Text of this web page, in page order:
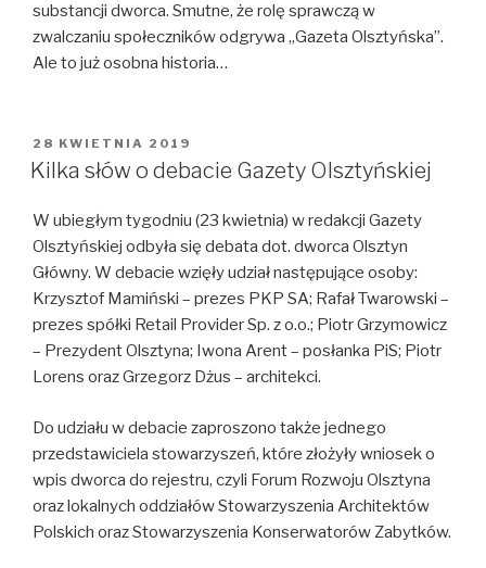
substancji dworca. Smutne, że rolę sprawczą w
zwalczaniu społeczników odgrywa „Gazeta Olsztyńska”.
Ale to już osobna historia…
OPUBLIKOWANE
W
28 KWIETNIA 2019
Kilka słów o debacie Gazety Olsztyńskiej
W ubiegłym tygodniu (23 kwietnia) w redakcji Gazety
Olsztyńskiej odbyła się debata dot. dworca Olsztyn
Główny. W debacie wzięły udział następujące osoby:
Krzysztof Mamiński – prezes PKP SA; Rafał Twarowski –
prezes spółki Retail Provider Sp. z o.o.; Piotr Grzymowicz
– Prezydent Olsztyna; Iwona Arent – posłanka PiS; Piotr
Lorens oraz Grzegorz Dżus – architekci.
Do udziału w debacie zaproszono także jednego
przedstawiciela stowarzyszeń, które złożyły wniosek o
wpis dworca do rejestru, czyli Forum Rozwoju Olsztyna
oraz lokalnych oddziałów Stowarzyszenia Architektów
Polskich oraz Stowarzyszenia Konserwatorów Zabytków.